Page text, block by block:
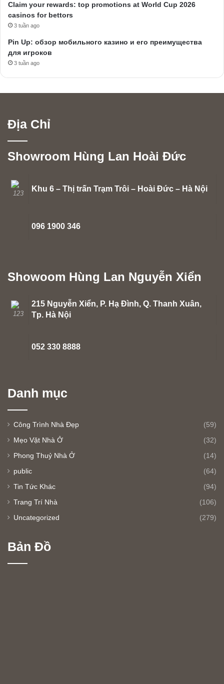
Claim your rewards: top promotions at World Cup 2026
casinos for bettors
3 tuần ago
Pin Up: обзор мобильного казино и его преимущества
для игроков
3 tuần ago
Địa Chỉ
Showroom Hùng Lan Hoài Đức
Khu 6 – Thị trấn Trạm Trôi – Hoài Đức – Hà Nội
215 Nguyễn Xiển, P. Hạ Đình, Q. Thanh Xuân,
Danh mục
Công Trình Nhà Đẹp (59)
Mẹo Vặt Nhà Ở (32)
Phong Thuỷ Nhà Ở (14)
public (64)
Tin Tức Khác (94)
Uncategorized